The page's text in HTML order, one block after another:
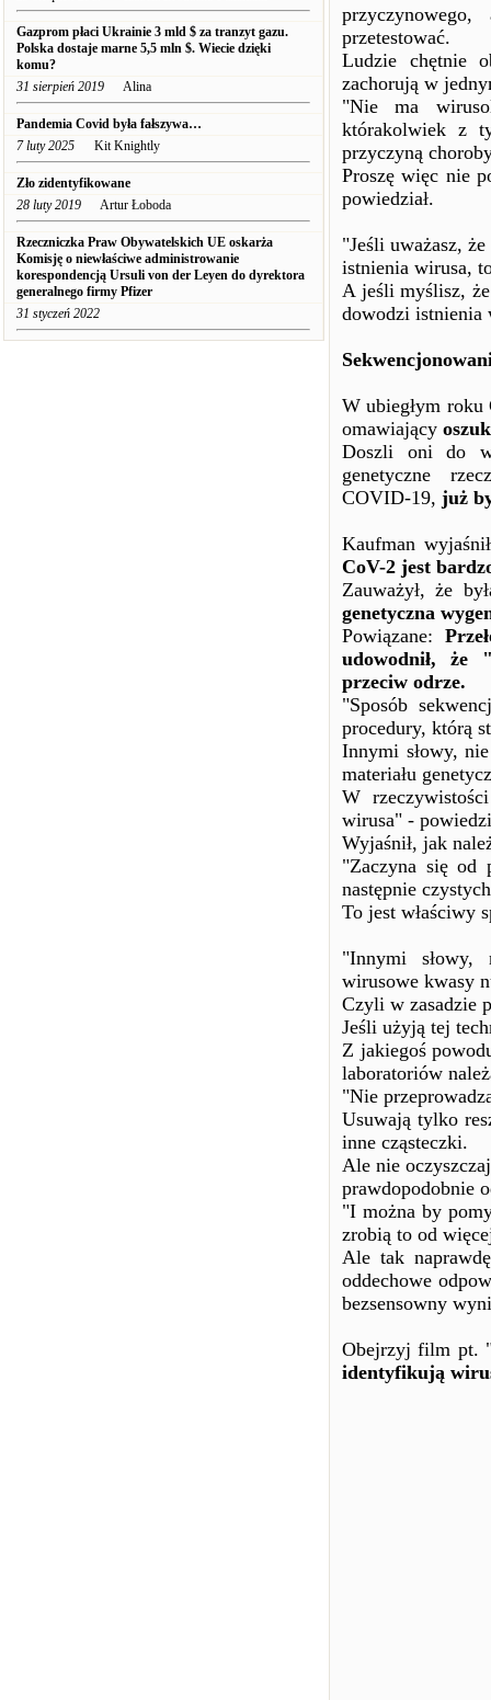
Gazprom płaci Ukrainie 3 mld $ za tranzyt gazu.
Polska dostaje marne 5,5 mln $. Wiecie dzięki
komu?
31 sierpień 2019 Alina
Pandemia Covid była fałszywa…
7 luty 2025 Kit Knightly
Zło zidentyfikowane
28 luty 2019 Artur Łoboda
Rzeczniczka Praw Obywatelskich UE oskarża
Komisję o niewłaściwe administrowanie
korespondencją Ursuli von der Leyen do dyrektora
generalnego firmy Pfizer
31 styczeń 2022
przetestować.
Ludzie chętnie
zachorują w
"Nie ma
którakolwiek z
przyczyną
Proszę więc nie
powiedział.
"Jeśli uważasz,
istnienia wirusa,
A jeśli myślisz,
dowodzi istnienia
W ubiegłym
omawiający
Doszli oni do
genetyczne
COVID-19, już
Kaufman
CoV-2 jest
Zauważył, że
genetyczna
Powiązane:
udowodnił, że
przeciw odrze.
"Sposób
procedury, którą
Innymi słowy,
materiału
W
wirusa" -
Wyjaśnił, jak
"Zaczyna się od
następnie
To jest właściwy
"Innymi słowy,
wirusowe kwasy
Czyli w zasadzie
Jeśli użyją tej
Z jakiegoś
laboratoriów
"Nie
Usuwają tylko
inne cząsteczki.
Ale nie
prawdopodobnie
"I można by
zrobią to od
Ale tak
oddechowe
bezsensowny
Obejrzyj film pt.
identyfikują